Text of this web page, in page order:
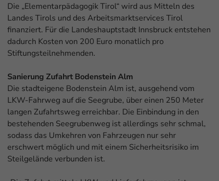
Die „Elementarpädagogik Tirol“ wird aus Mitteln des
Landes Tirols und des Arbeitsmarktservices Tirol
finanziert. Für die Landeshauptstadt Innsbruck entstehen
dadurch Kosten von 200 Euro monatlich pro
Stiftungsteilnehmenden.
Sanierung Zufahrt Bodenstein Alm
Die stadteigene Bodenstein Alm ist, ausgehend vom
LKW-Fahrweg auf die Seegrube, über einen 250 Meter
langen Zufahrtsweg erreichbar. Die Einbindung in den
bestehenden Seegrubenweg ist allerdings sehr schmal,
sodass das Umkehren von Fahrzeugen nur sehr
erschwert möglich und mit einem Sicherheitsrisiko im
Steilgelände verbunden ist.